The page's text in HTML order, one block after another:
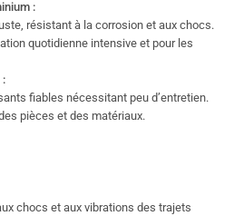
:
résistant à la corrosion et aux chocs.
quotidienne intensive et pour les
:
fiables nécessitant peu d’entretien.
pièces et des matériaux.
chocs et aux vibrations des trajets